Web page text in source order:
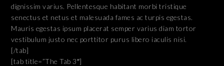
dignissim varius. Pellentesque habitant morbi tristique
senectus et netus et malesuada fames ac turpis egestas.
Mauris egestas ipsum placerat semper varius diam tortor
vestibulum justo nec porttitor purus libero iaculis nisi.
[/tab]
[tab title=”The Tab 3″]